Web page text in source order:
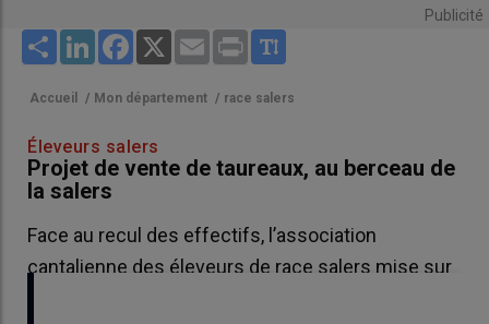
Publicité
Share LinkedInFacebook
X Email Print
Accueil / Mon département / race salers
Éleveurs salers
Projet de vente de taureaux, au berceau de
la salers
Face au recul des effectifs, l’association
cantalienne des éleveurs de race salers mise sur